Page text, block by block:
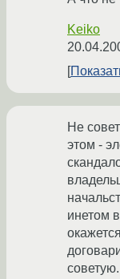
Keiko
Не
этом -
инетом